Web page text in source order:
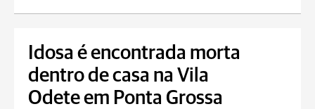
Idosa é encontrada morta
dentro de casa na Vila
Odete em Ponta Grossa